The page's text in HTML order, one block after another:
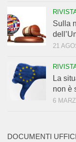
Sulla
21
La
non è
6
DOCUMENTI